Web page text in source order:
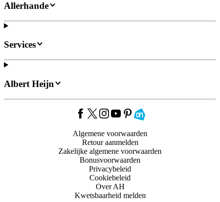
Allerhande
Services
Albert Heijn
Algemene voorwaarden
Retour aanmelden
Zakelijke algemene voorwaarden
Bonusvoorwaarden
Privacybeleid
Cookiebeleid
Over AH
Kwetsbaarheid melden